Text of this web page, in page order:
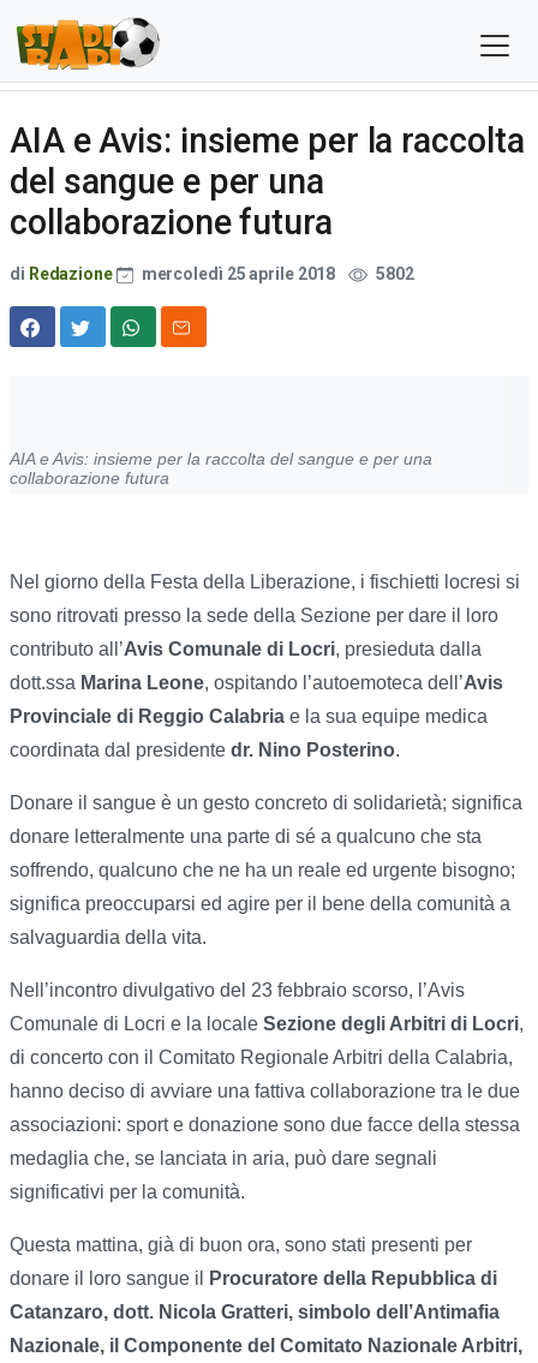
AIA e Avis: insieme per la raccolta
del sangue e per una
collaborazione futura
di Redazione mercoledì 25 aprile 2018 5802
AIA e Avis: insieme per la raccolta del sangue e per una
collaborazione futura
Nel giorno della Festa della Liberazione, i fischietti locresi si
sono ritrovati presso la sede della Sezione per dare il loro
contributo all’Avis Comunale di Locri, presieduta dalla
dott.ssa Marina Leone, ospitando l’autoemoteca dell’Avis
Provinciale di Reggio Calabria e la sua equipe medica
coordinata dal presidente dr. Nino Posterino.
Donare il sangue è un gesto concreto di solidarietà; significa
donare letteralmente una parte di sé a qualcuno che sta
soffrendo, qualcuno che ne ha un reale ed urgente bisogno;
significa preoccuparsi ed agire per il bene della comunità a
salvaguardia della vita.
Nell’incontro divulgativo del 23 febbraio scorso, l’Avis
Comunale di Locri e la locale Sezione degli Arbitri di Locri,
di concerto con il Comitato Regionale Arbitri della Calabria,
hanno deciso di avviare una fattiva collaborazione tra le due
associazioni: sport e donazione sono due facce della stessa
medaglia che, se lanciata in aria, può dare segnali
significativi per la comunità.
Questa mattina, già di buon ora, sono stati presenti per
donare il loro sangue il
Procuratore della Repubblica di
Catanzaro, dott. Nicola Gratteri, simbolo dell’Antimafia
Nazionale, il Componente del Comitato Nazionale Arbitri,